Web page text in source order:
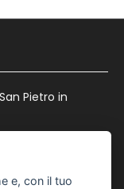
Pietro in
e, con il tuo